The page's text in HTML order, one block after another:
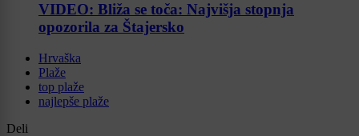
VIDEO: Bliža se toča: Najvišja stopnja
opozorila za Štajersko
Hrvaška
Plaže
top plaže
najlepše plaže
Deli